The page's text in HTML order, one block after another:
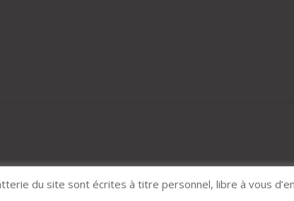
du site sont écrites à titre personnel, libre à vous